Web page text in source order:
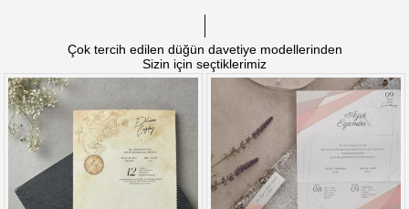
Çok tercih edilen düğün davetiye modellerinden
Sizin için seçtiklerimiz